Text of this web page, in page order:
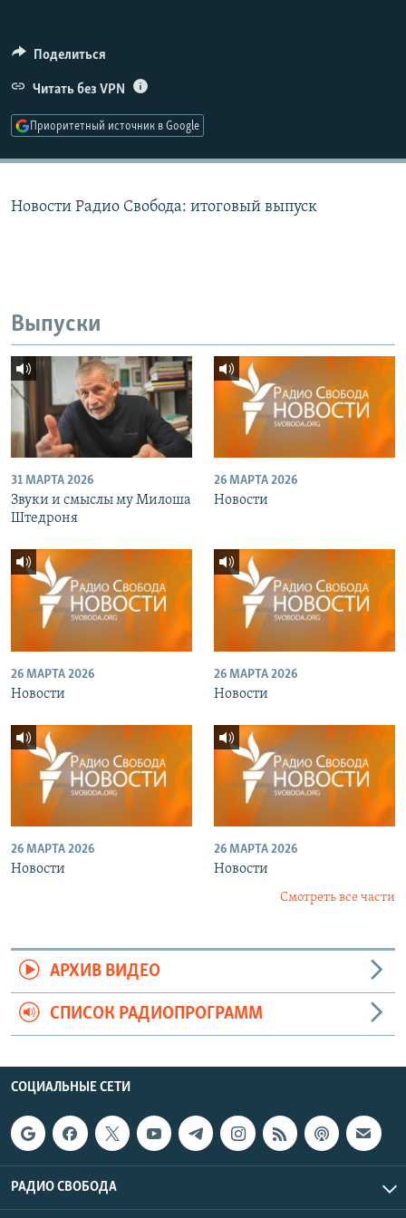
ПОДПИШИТЕСЬ НА РАССЫЛКУ
СОЦИАЛЬНЫЕ СЕТИ
Поделиться
Читать без VPN
Приоритетный источник в Google
Новости Радио Свобода: итоговый выпуск
Выпуски
31 МАРТА 2026
Звуки и смыслы му Милоша
Штедроня
26 МАРТА 2026
Новости
26 МАРТА 2026
Новости
26 МАРТА 2026
Новости
26 МАРТА 2026
Новости
26 МАРТА 2026
Новости
Смотреть все части
АРХИВ ВИДЕО
СПИСОК РАДИОПРОГРАММ
СОЦИАЛЬНЫЕ СЕТИ
РАДИО СВОБОДА